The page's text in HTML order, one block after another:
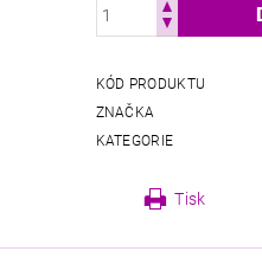
KÓD PRODUKTU
ZNAČKA
KATEGORIE
Tisk